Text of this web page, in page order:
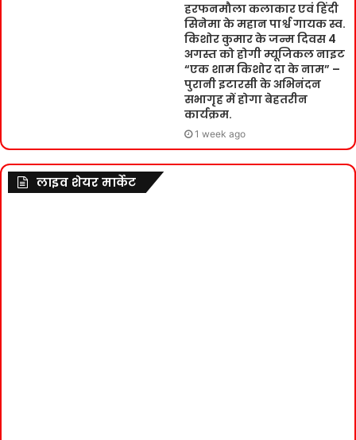
हरफनमौला कलाकार एवं हिंदी
सिनेमा के महान पार्श्व गायक स्व.
किशोर कुमार के जन्म दिवस 4
अगस्त को होगी म्यूजिकल नाइट
“एक शाम किशोर दा के नाम” –
पुरानी इटारसी के अभिनंदन
सभागृह में होगा बेहतरीन
कार्यक्रम.
1 week ago
लाइव शेयर मार्केट